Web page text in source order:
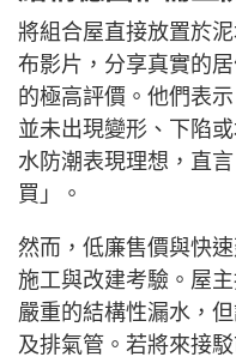
將組合屋直接放置於
布影片，分享真實的
的極高評價。他們表
並未出現變形、下陷
水防潮表現理想，直
買」。
然而，低廉售價與快
施工與改建考驗。屋
嚴重的結構性漏水，
及排氣管。若將來接